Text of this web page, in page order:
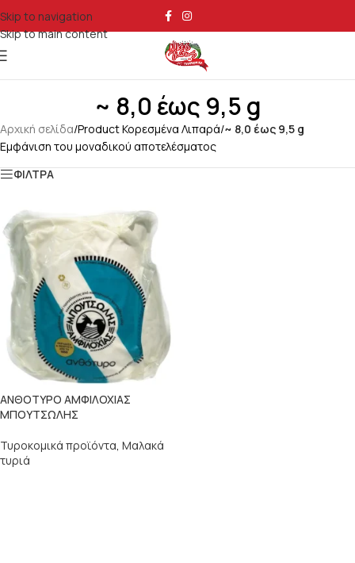
Skip to navigation
Skip to main content
~ 8,0 έως 9,5 g
Αρχική σελίδα/Product Κορεσμένα Λιπαρά/~ 8,0 έως 9,5 g
Εμφάνιση του μοναδικού αποτελέσματος
ΦΙΛΤΡΑ
ΑΝΘΟΤΥΡΟ ΑΜΦΙΛΟΧΙΑΣ
ΜΠΟΥΤΣΩΛΗΣ
Τυροκομικά προϊόντα, Μαλακά
τυριά